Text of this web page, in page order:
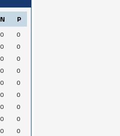
N P
0
0
0
0
0
0
0
0
0
0
0
0
0
0
0
0
0
0